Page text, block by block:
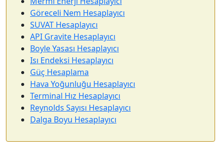
Göreceli Nem Hesaplayıcı
SUVAT Hesaplayıcı
API Gravite Hesaplayıcı
Boyle Yasası Hesaplayıcı
Isı Endeksi Hesaplayıcı
Güç Hesaplama
Hava Yoğunluğu Hesaplayıcı
Terminal Hız Hesaplayıcı
Reynolds Sayısı Hesaplayıcı
Dalga Boyu Hesaplayıcı